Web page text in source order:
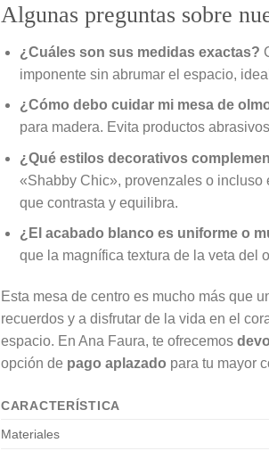
Algunas preguntas sobre
¿Cuáles son sus medidas exactas?
imponente sin abrumar el espacio,
¿Cómo debo cuidar mi mesa de
para madera. Evita productos
¿Qué estilos decorativos
«Shabby Chic», provenzales o
que contrasta y equilibra.
¿El acabado blanco es uniforme o
que la magnífica textura de la veta del
Esta mesa de centro es mucho más que
recuerdos y a disfrutar de la vida en el
espacio. En Ana Faura, te ofrecemos
opción de pago aplazado para tu mayor
CARACTERÍSTICA
Materiales